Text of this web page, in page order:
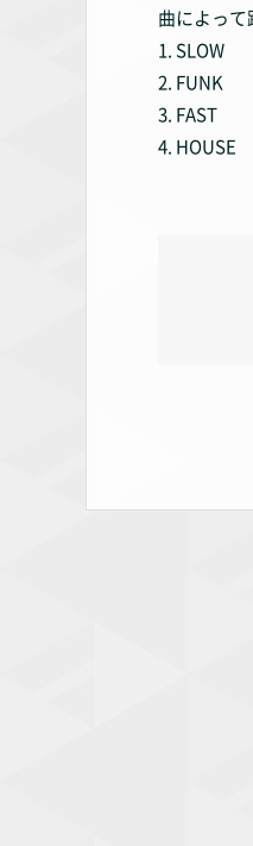
曲によって
1. SLOW
2. FUNK
3. FAST
4. HOUSE